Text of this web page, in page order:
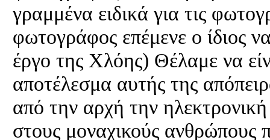
γραμμένα ειδικά για τις
φωτογράφος επέμενε ο ίδιος
έργο της Χλόης) Θέλαμε να
αποτέλεσμα αυτής της
από την αρχή την
στους μοναχικούς ανθρώπους